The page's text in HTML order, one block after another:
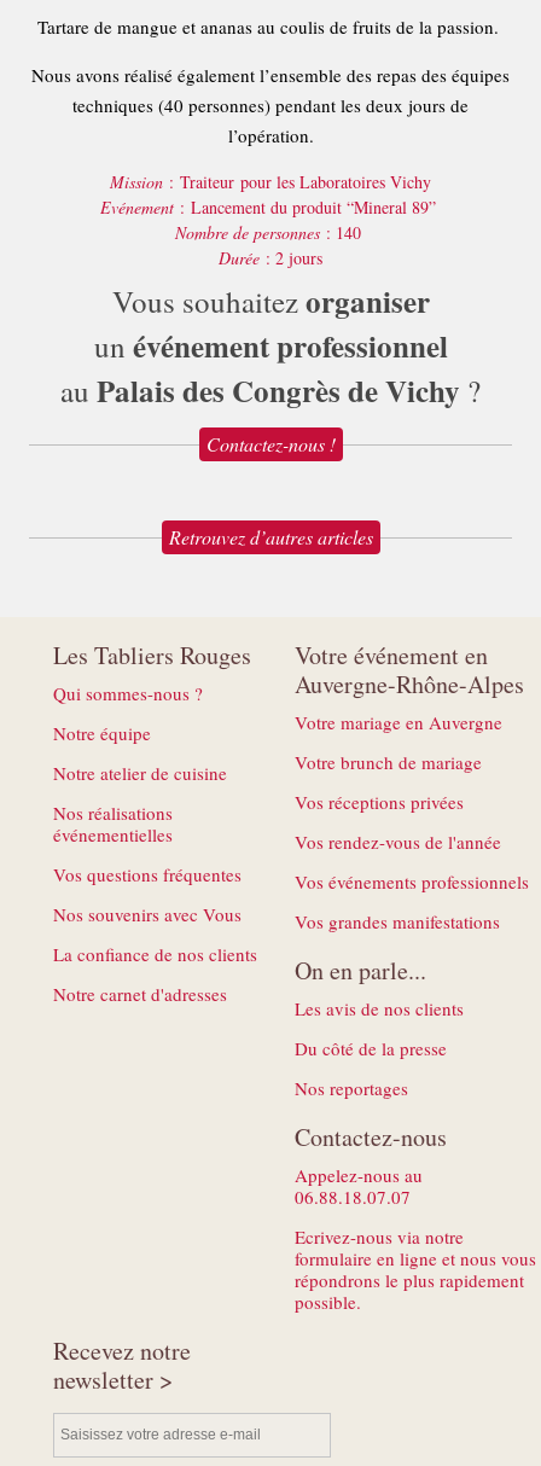
Tartare de mangue et ananas au coulis de fruits de la passion.
Nous avons réalisé également l’ensemble des repas des équipes
techniques (40 personnes) pendant les deux jours de
l’opération.
Mission : Traiteur pour les Laboratoires Vichy
Evénement: Lancement du produit “Mineral 89”
Nombre de personnes: 140
Durée : 2 jours
Vous souhaitezorganiser
un événement professionnel
au Palais des Congrès de Vichy ?
Contactez-nous !
Retrouvez d’autres articles
Les Tabliers Rouges
Qui sommes-nous ?
Notre équipe
Notre atelier de cuisine
Nos réalisations
événementielles
Vos questions fréquentes
Nos souvenirs avec Vous
La confiance de nos clients
Notre carnet d'adresses
Votre événement en
Auvergne-Rhône-Alpes
Votre mariage en Auvergne
Votre brunch de mariage
Vos réceptions privées
Vos rendez-vous de l'année
Vos événements professionnels
Vos grandes manifestations
On en parle...
Les avis de nos clients
Du côté de la presse
Nos reportages
Contactez-nous
Appelez-nous au
06.88.18.07.07
Ecrivez-nous via notre
formulaire en ligne et nous vous
répondrons le plus rapidement
possible.
Recevez notre
newsletter >